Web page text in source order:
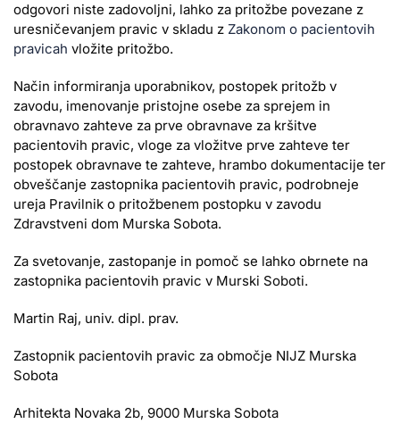
odgovori niste zadovoljni, lahko za pritožbe povezane z
uresničevanjem pravic v skladu z Zakonom o pacientovih
pravicah vložite pritožbo.
Način informiranja uporabnikov, postopek pritožb v
zavodu, imenovanje pristojne osebe za sprejem in
obravnavo zahteve za prve obravnave za kršitve
pacientovih pravic, vloge za vložitve prve zahteve ter
postopek obravnave te zahteve, hrambo dokumentacije ter
obveščanje zastopnika pacientovih pravic, podrobneje
ureja Pravilnik o pritožbenem postopku v zavodu
Zdravstveni dom Murska Sobota.
Za svetovanje, zastopanje in pomoč se lahko obrnete na
zastopnika pacientovih pravic v Murski Soboti.
Martin Raj, univ. dipl. prav.
Zastopnik pacientovih pravic za območje NIJZ Murska
Sobota
Arhitekta Novaka 2b, 9000 Murska Sobota